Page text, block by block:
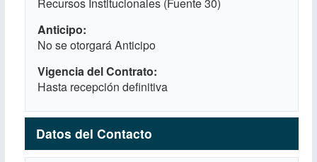
Anticipo
No se otorgará Anticipo
Vigencia del Contrato
Hasta recepción definitiva
Datos del Contacto